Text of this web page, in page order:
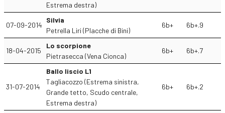
Estrema destra)
07-09-2014
Silvia
Petrella Liri (Placche di Bini)
6b+ 6b+.9
18-04-2015
Lo scorpione
Pietrasecca (Vena Cionca)
6b+ 6b+.7
31-07-2014
Ballo liscio L1
Tagliacozzo (Estrema sinistra,
Grande tetto, Scudo centrale,
Estrema destra)
6b+ 6b+.2